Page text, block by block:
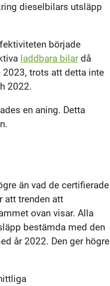
dieselbilars utsläpp
började
laddbara bilardå
trots att detta inte
2022.
en aning. Detta
än vad de certifierade
att trenden att
ovan visar. Alla
bestämda med den
år 2022. Den ger högre